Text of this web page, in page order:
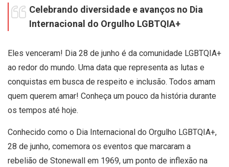
Celebrando diversidade e avanços no Dia
Internacional do Orgulho LGBTQIA+
Eles venceram! Dia 28 de junho é da comunidade LGBTQIA+
ao redor do mundo. Uma data que representa as lutas e
conquistas em busca de respeito e inclusão. Todos amam
quem querem amar! Conheça um pouco da história durante
os tempos até hoje.
Conhecido como o Dia Internacional do Orgulho LGBTQIA+,
28 de junho, comemora os eventos que marcaram a
rebelião de Stonewall em 1969, um ponto de inflexão na